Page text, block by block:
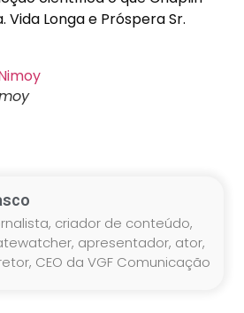
Longa e Próspera Sr.
criador de conteúdo,
apresentador, ator,
CEO da VGF Comunicação